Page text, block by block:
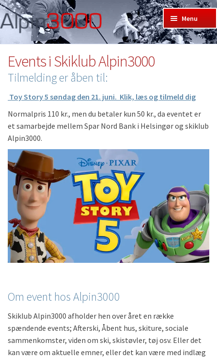
Spring
til
navigation
Spring
til
indhold
Menu
Skirejser hos Alpin3000
Events
Skisteder
Mine sider: (ved pil ned)
Log ind
Events i Skiklub Alpin3000
Tilmelding er åben til:
Toy Story 5 søndag den 21. juni. Klik, læs og tilmeld dig
Normalpris 110 kr., men du betaler kun 50 kr., da eventet er
et samarbejde mellem Spar Nord Bank i Helsingør og skiklub
Alpin3000.
Om event hos Alpin3000
Skiklub Alpin3000 afholder hen over året en række
spændende events; Afterski, Åbent hus, skiture, sociale
sammenkomster, viden om ski, skistøvler, tøj osv. Eller det
kan være om aktuelle emner, eller det kan være med indlæg